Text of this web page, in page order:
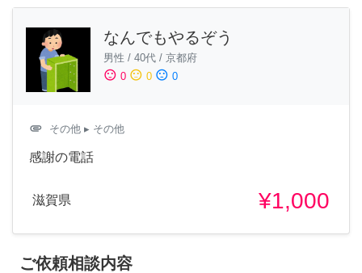
なんでもやるぞう
男性 / 40代 / 京都府
sentiment_satisfied 0 sentiment_neutral 0 sentiment_dissatisfied 0
attachment その他 ▸ その他
感謝の電話
滋賀県 ¥1,000
ご依頼相談内容